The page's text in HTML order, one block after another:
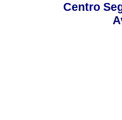
Centro